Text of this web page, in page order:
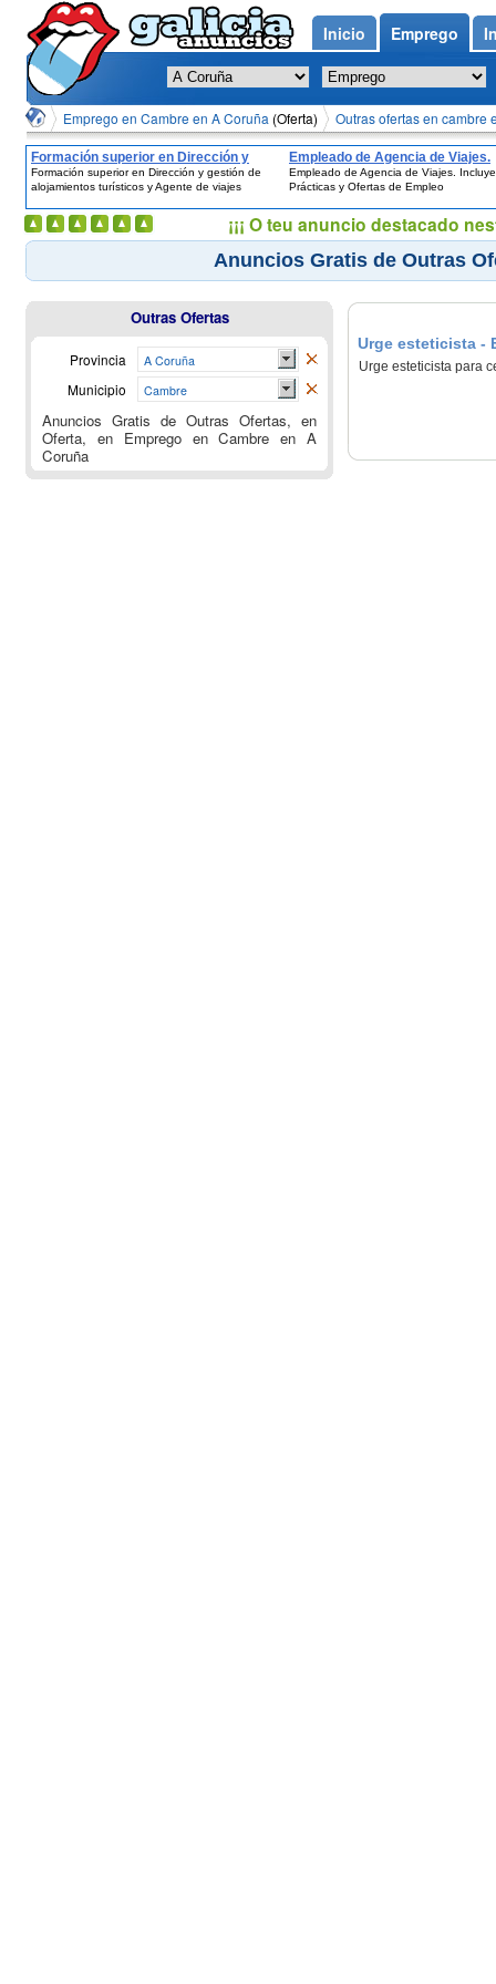
Emprego en Cambre en A Coruña (Oferta) Outras ofertas en cambre
Formación superior en Dirección y
gestión de alojamientos turísticos y
Agente de viajes
Formación superior en Dirección y gestión de
alojamientos turísticos y Agente de viajes
Empleado de Agencia de Viajes.
Incluye Prácticas y Ofertas de
Empleado de Agencia de Viajes. Incluye
Prácticas y Ofertas de Empleo
Anuncios Gratis de Outras
Urge esteticista -
Urge esteticista para
Outras Ofertas
Provincia A Coruña
Municipio Cambre
Anuncios Gratis de Outras Ofertas, en
Oferta, en Emprego en Cambre en A
Coruña
Inicio Emprego
¡¡¡ O teu anuncio destacado